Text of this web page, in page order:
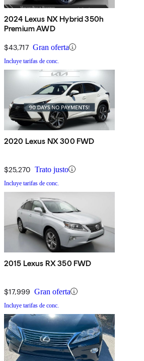
2024 Lexus NX Hybrid 350h
Premium AWD
$43,717 Gran oferta
Incluye tarifas de conc.
2020 Lexus NX 300 FWD
$25,270 Trato justo
Incluye tarifas de conc.
2015 Lexus RX 350 FWD
$17,999 Gran oferta
Incluye tarifas de conc.